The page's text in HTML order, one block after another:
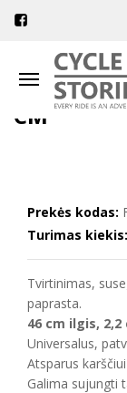
Navigacija
Pagrindinis
FIXPLUS
CM
Prekės kodas:
Turimas kiekis:
Tvirtinimas,
paprasta.
46 cm ilgis,
Universalus,
Atsparus
Galima sujungti